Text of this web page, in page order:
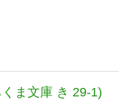
ま文庫 き 29-1)